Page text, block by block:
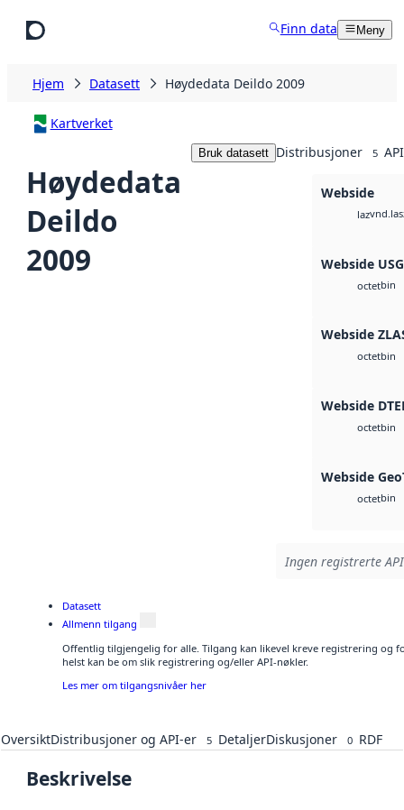
Finn data Meny
Hjem Datasett Høydedata Deildo 2009
Kartverket
Høydedata
Deildo
2009
Bruk datasett Distribusjoner 5
Webside
laz
Webside
octetbin
Webside
octetbin
Webside
octetbin
Webside
octetbin
Ingen registrerte
Datasett
Allmenn tilgang
Offentlig tilgjengelig for alle. Tilgang kan likevel kreve registrering og
helst kan be om slik registrering og/eller API-nøkler.
Les mer om tilgangsnivåer her
OversiktDistribusjoner og API-er 5 DetaljerDiskusjoner 0 RDF
Beskrivelse